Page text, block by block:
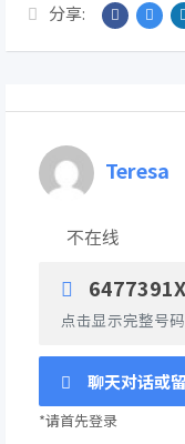
分享:
Teresa
不在线
点击显示完整号码
聊天对话或
*请首先登录